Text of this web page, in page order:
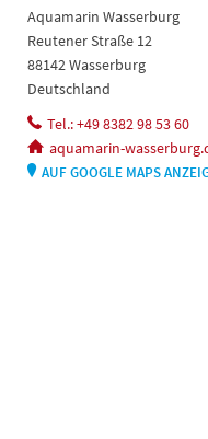
Aquamarin Wasserburg
Reutener Straße 12
88142 Wasserburg
Deutschland
Tel.: +49 8382 98 53 60
aquamarin-
AUF GOOGLE MAPS